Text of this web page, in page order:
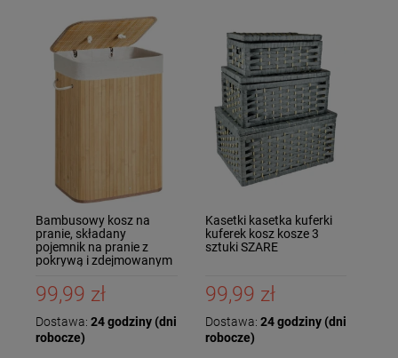
Bambusowy kosz na
pranie, składany
pojemnik na pranie z
pokrywą i zdejmowanym
pranie 72 L
99,99 zł
Dostawa: 24 godziny (dni
robocze)
Kasetki kasetka kuferki
kuferek kosz kosze 3
sztuki SZARE
99,99 zł
Dostawa: 24 godziny (dni
robocze)